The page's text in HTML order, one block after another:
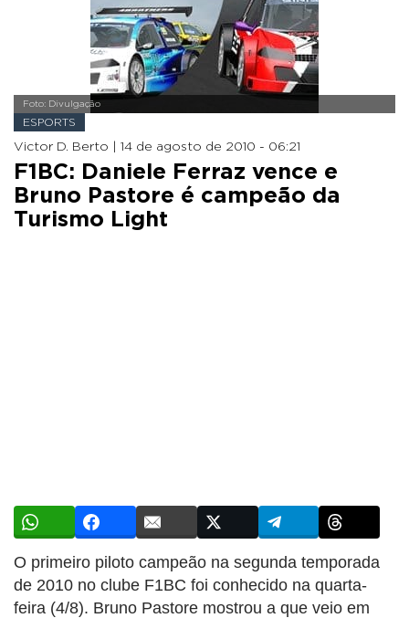
Foto: Divulgação
ESPORTS
Victor D. Berto | 14 de agosto de 2010 - 06:21
F1BC: Daniele Ferraz vence e
Bruno Pastore é campeão da
Turismo Light
O primeiro piloto campeão na segunda temporada
de 2010 no clube F1BC foi conhecido na quarta-
feira (4/8). Bruno Pastore mostrou a que veio em